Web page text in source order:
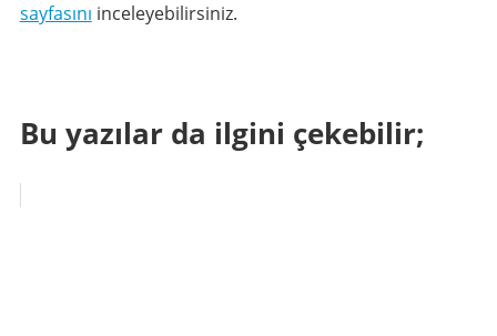
sayfasını inceleyebilirsiniz.
Bu yazılar da ilgini çekebilir;